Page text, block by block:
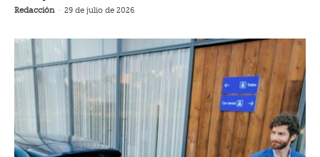
Redacción - 29 de julio de 2026